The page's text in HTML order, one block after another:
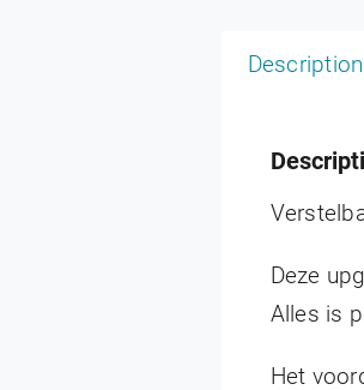
Description
Deze
Alles is
Het